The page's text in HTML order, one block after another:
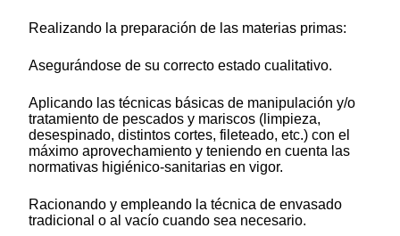
Realizando la preparación de las materias primas:
Asegurándose de su correcto estado cualitativo.
Aplicando las técnicas básicas de manipulación y/o
tratamiento de pescados y mariscos (limpieza,
desespinado, distintos cortes, fileteado, etc.) con el
máximo aprovechamiento y teniendo en cuenta las
normativas higiénico-sanitarias en vigor.
Racionando y empleando la técnica de envasado
tradicional o al vacío cuando sea necesario.